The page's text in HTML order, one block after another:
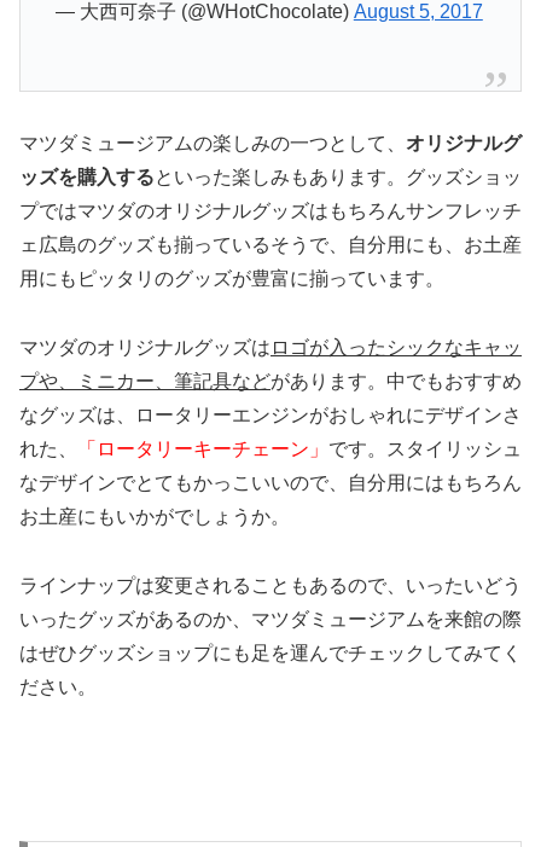
— 大西可奈子 (@WHotChocolate) August 5, 2017
マツダミュージアムの楽しみの一つとして、 オリジナルグ
ッズを購入するといった楽しみもあります。グッズショッ
プではマツダのオリジナルグッズはもちろんサンフレッチ
ェ広島のグッズも揃っているそうで、自分用にも、お土産
用にもピッタリのグッズが豊富に揃っています。
マツダのオリジナルグッズは ロゴが入ったシックなキャッ
プや、ミニカー、筆記具などがあります。中でもおすすめ
なグッズは、ロータリーエンジンがおしゃれにデザインさ
れた、
「ロータリーキーチェーン」 です。スタイリッシュ
なデザインでとてもかっこいいので、自分用にはもちろん
お土産にもいかがでしょうか。
ラインナップは変更されることもあるので、いったいどう
いったグッズがあるのか、マツダミュージアムを来館の際
はぜひグッズショップにも足を運んでチェックしてみてく
ださい。